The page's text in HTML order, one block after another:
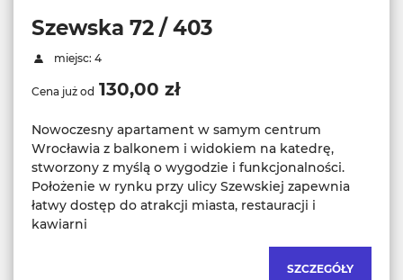
Szewska 72 / 403
miejsc: 4
Cena już od 130,00 zł
Nowoczesny apartament w samym centrum
Wrocławia z balkonem i widokiem na katedrę,
stworzony z myślą o wygodzie i funkcjonalności.
Położenie w rynku przy ulicy Szewskiej zapewnia
łatwy dostęp do atrakcji miasta, restauracji i
kawiarni
SZCZEGÓŁY